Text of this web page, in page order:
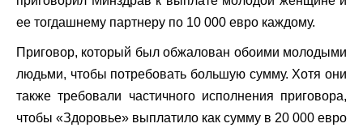
ее тогдашнему партнеру по 10 000 евро каждому.
Приговор, который был обжалован обоими молодыми
людьми, чтобы потребовать большую сумму. Хотя они
также требовали частичного исполнения приговора,
чтобы «Здоровье» выплатило как сумму в 20 000 евро